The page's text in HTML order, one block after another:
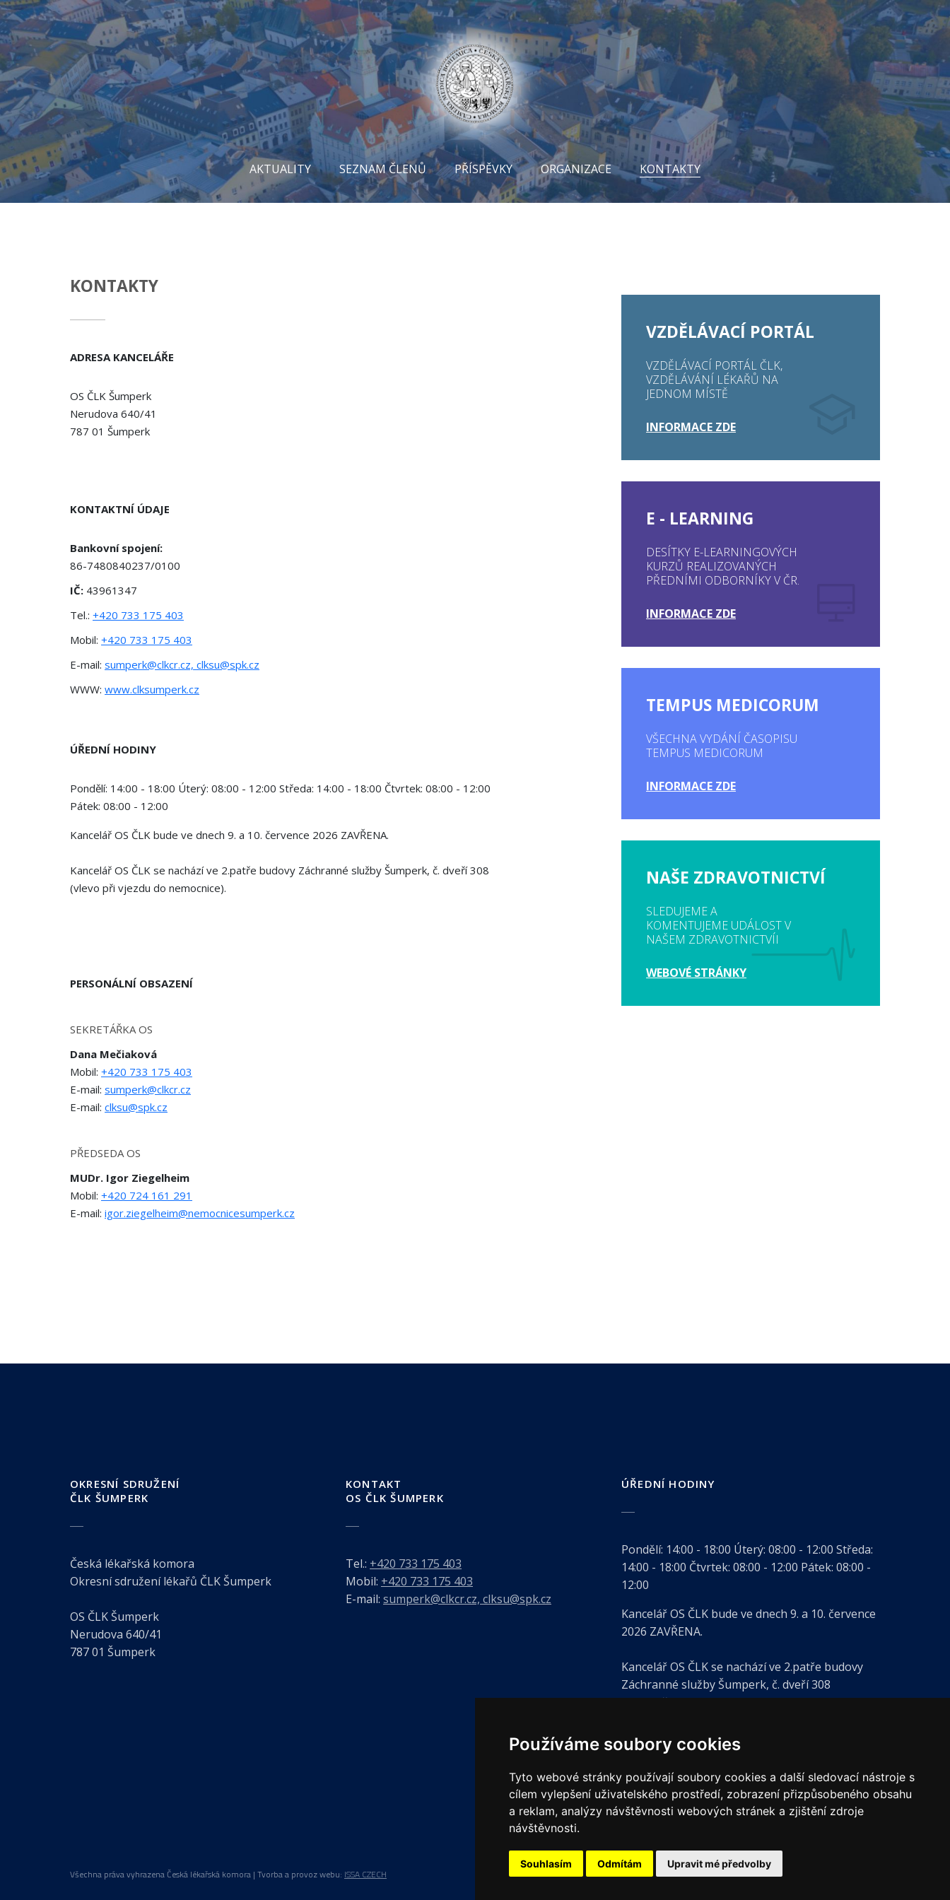
Používáme soubory cookies
Tyto webové stránky používají soubory cookies a další sledovací nástroje s
cílem vylepšení uživatelského prostředí, zobrazení přizpůsobeného obsahu
a reklam, analýzy návštěvnosti webových stránek a zjištění zdroje
návštěvnosti.
Souhlasím Odmítám Upravit mé předvolby
AKTUALITY SEZNAM ČLENŮ PŘÍSPĚVKY ORGANIZACE KONTAKTY
KONTAKTY
ADRESA KANCELÁŘE
OS ČLK Šumperk
Nerudova 640/41
787 01 Šumperk
KONTAKTNÍ ÚDAJE
Bankovní spojení:
86-7480840237/0100
IČ: 43961347
Tel.: +420 733 175 403
Mobil: +420 733 175 403
E-mail: sumperk@clkcr.cz, clksu@spk.cz
WWW: www.clksumperk.cz
ÚŘEDNÍ HODINY
Pondělí: 14:00 - 18:00 Úterý: 08:00 - 12:00 Středa: 14:00 - 18:00 Čtvrtek: 08:00 - 12:00
Pátek: 08:00 - 12:00
Kancelář OS ČLK bude ve dnech 9. a 10. července 2026 ZAVŘENA.
Kancelář OS ČLK se nachází ve 2.patře budovy Záchranné služby Šumperk, č. dveří 308
(vlevo při vjezdu do nemocnice).
PERSONÁLNÍ OBSAZENÍ
SEKRETÁŘKA OS
Dana Mečiaková
Mobil: +420 733 175 403
E-mail: sumperk@clkcr.cz
E-mail: clksu@spk.cz
PŘEDSEDA OS
MUDr. Igor Ziegelheim
Mobil: +420 724 161 291
E-mail: igor.ziegelheim@nemocnicesumperk.cz
VZDĚLÁVACÍ PORTÁL
VZDĚLÁVACÍ PORTÁL ČLK,
VZDĚLÁVÁNÍ LÉKAŘŮ NA
JEDNOM MÍSTĚ
INFORMACE ZDE
E - LEARNING
DESÍTKY E-LEARNINGOVÝCH
KURZŮ REALIZOVANÝCH
PŘEDNÍMI ODBORNÍKY V ČR.
INFORMACE ZDE
TEMPUS MEDICORUM
VŠECHNA VYDÁNÍ ČASOPISU
TEMPUS MEDICORUM
INFORMACE ZDE
NAŠE ZDRAVOTNICTVÍ
SLEDUJEME A
KOMENTUJEME UDÁLOST V
NAŠEM ZDRAVOTNICTVÍI
WEBOVÉ STRÁNKY
OKRESNÍ SDRUŽENÍ
ČLK ŠUMPERK
Česká lékařská komora
Okresní sdružení lékařů ČLK Šumperk
OS ČLK Šumperk
Nerudova 640/41
787 01 Šumperk
KONTAKT
OS ČLK ŠUMPERK
Tel.: +420 733 175 403
Mobil: +420 733 175 403
E-mail: sumperk@clkcr.cz, clksu@spk.cz
ÚŘEDNÍ HODINY
Pondělí: 14:00 - 18:00 Úterý: 08:00 - 12:00 Středa:
14:00 - 18:00 Čtvrtek: 08:00 - 12:00 Pátek: 08:00 -
12:00
Kancelář OS ČLK bude ve dnech 9. a 10. července
2026 ZAVŘENA.
Kancelář OS ČLK se nachází ve 2.patře budovy
Záchranné služby Šumperk, č. dveří 308
(vlevo při vjezdu do nemocnice).
Všechna práva vyhrazena Česká lékařská komora | Tvorba a provoz webu: ISSA CZECH